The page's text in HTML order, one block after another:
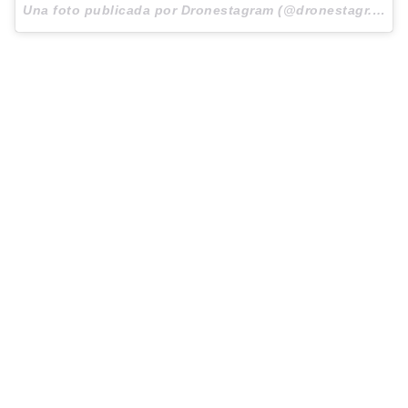
Una foto publicada por Dronestagram (@dronestagr.am) el